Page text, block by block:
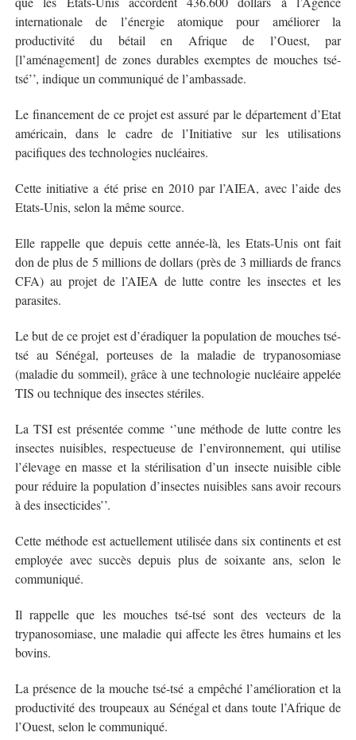
internationale de l’énergie atomique pour améliorer la
productivité du bétail en Afrique de l’Ouest, par
[l’aménagement] de zones durables exemptes de mouches tsé-
tsé’’, indique un communiqué de l’ambassade.
Le financement de ce projet est assuré par le département d’Etat
américain, dans le cadre de l’Initiative sur les utilisations
pacifiques des technologies nucléaires.
Cette initiative a été prise en 2010 par l’AIEA, avec l’aide des
Etats-Unis, selon la même source.
Elle rappelle que depuis cette année-là, les Etats-Unis ont fait
don de plus de 5 millions de dollars (près de 3 milliards de francs
CFA) au projet de l’AIEA de lutte contre les insectes et les
parasites.
Le but de ce projet est d’éradiquer la population de mouches tsé-
tsé au Sénégal, porteuses de la maladie de trypanosomiase
(maladie du sommeil), grâce à une technologie nucléaire appelée
TIS ou technique des insectes stériles.
La TSI est présentée comme ‘’une méthode de lutte contre les
insectes nuisibles, respectueuse de l’environnement, qui utilise
l’élevage en masse et la stérilisation d’un insecte nuisible cible
pour réduire la population d’insectes nuisibles sans avoir recours
à des insecticides’’.
Cette méthode est actuellement utilisée dans six continents et est
employée avec succès depuis plus de soixante ans, selon le
communiqué.
Il rappelle que les mouches tsé-tsé sont des vecteurs de la
trypanosomiase, une maladie qui affecte les êtres humains et les
bovins.
La présence de la mouche tsé-tsé a empêché l’amélioration et la
productivité des troupeaux au Sénégal et dans toute l’Afrique de
l’Ouest, selon le communiqué.